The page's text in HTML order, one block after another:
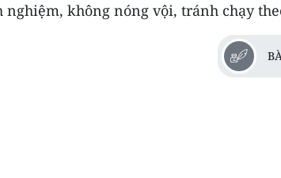
không nóng vội, tránh chạy